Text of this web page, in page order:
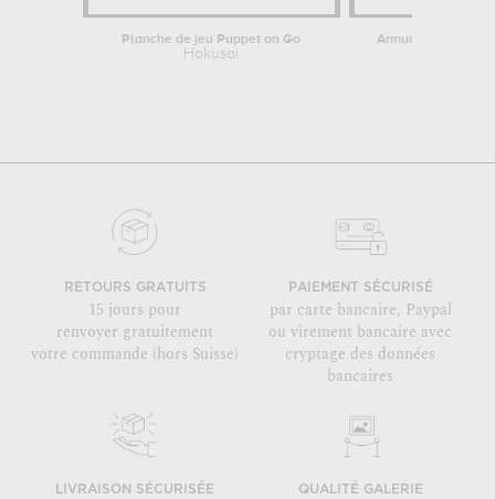
Planche de jeu Puppet on Go
Hokusai
Armure du guerrier
RETOURS GRATUITS
15 jours pour
renvoyer gratuitement
votre commande (hors Suisse)
PAIEMENT SÉCURISÉ
par carte bancaire, Paypal
ou virement bancaire avec
cryptage des données
bancaires
LIVRAISON SÉCURISÉE QUALITÉ GALERIE